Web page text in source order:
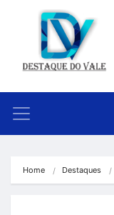
Home Destaques